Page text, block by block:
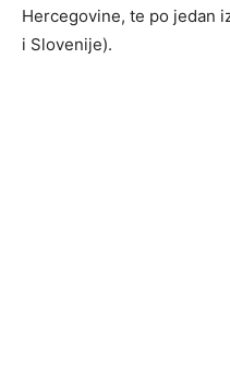
Hercegovine, te po jedan
i Slovenije).